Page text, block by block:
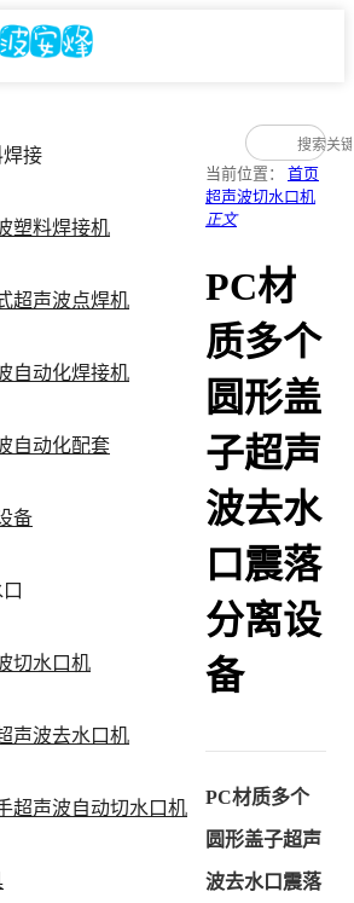
接
塑料焊接机
超声波点焊机
自动化焊接机
自动化配套
备
切水口机
声波去水口机
超声波自动切水口机
当前位置： 首页
超声波切水口机
正文
PC材
质多个
圆形盖
子超声
波去水
口震落
分离设
备
PC材质多个
圆形盖子超声
波去水口震落